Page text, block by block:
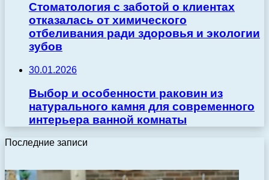
Стоматология с заботой о клиентах
отказалась от химического
отбеливания ради здоровья и экологии
зубов
30.01.2026
Выбор и особенности раковин из
натурального камня для современного
интерьера ванной комнаты
Последние записи